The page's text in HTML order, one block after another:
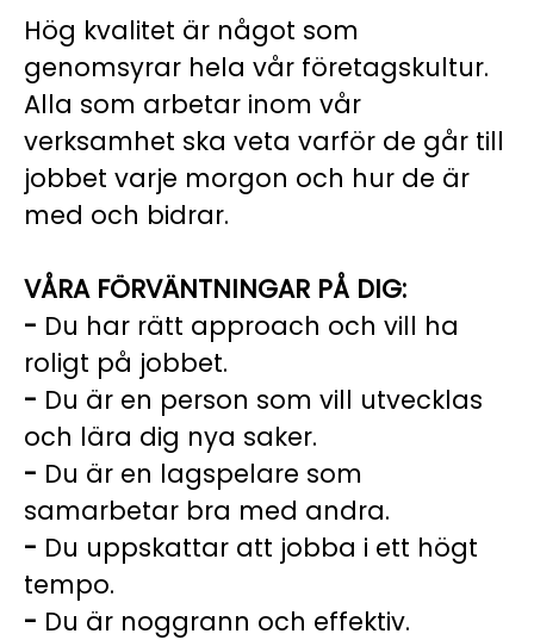
Hög kvalitet är något som
genomsyrar hela vår företagskultur.
Alla som arbetar inom vår
verksamhet ska veta varför de går till
jobbet varje morgon och hur de är
med och bidrar.
VÅRA FÖRVÄNTNINGAR PÅ DIG:
- Du har rätt approach och vill ha
roligt på jobbet.
- Du är en person som vill utvecklas
och lära dig nya saker.
- Du är en lagspelare som
samarbetar bra med andra.
- Du uppskattar att jobba i ett högt
tempo.
- Du är noggrann och effektiv.